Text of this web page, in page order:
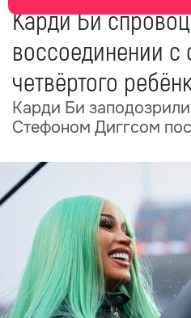
Карди Би
воссоединении с
четвёртого
Карди Би
Стефоном Диггсом